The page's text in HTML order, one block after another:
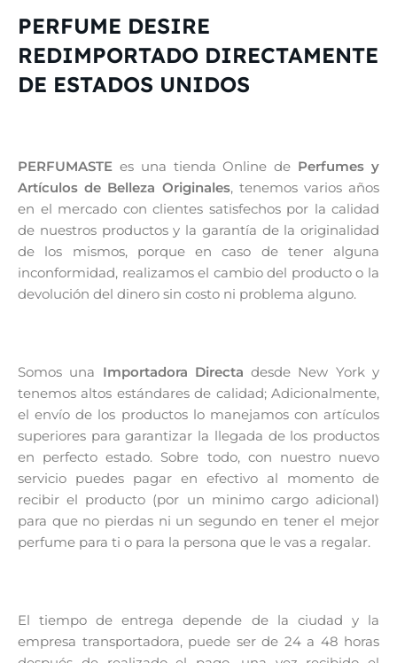
PERFUME DESIRE
REDIMPORTADO DIRECTAMENTE
DE ESTADOS UNIDOS
PERFUMASTE es una tienda Online de Perfumes y
Artículos de Belleza Originales, tenemos varios años
en el mercado con clientes satisfechos por la calidad
de nuestros productos y la garantía de la originalidad
de los mismos, porque en caso de tener alguna
inconformidad, realizamos el cambio del producto o la
devolución del dinero sin costo ni problema alguno.
Somos una Importadora Directa desde New York y
tenemos altos estándares de calidad; Adicionalmente,
el envío de los productos lo manejamos con artículos
superiores para garantizar la llegada de los productos
en perfecto estado. Sobre todo, con nuestro nuevo
servicio puedes pagar en efectivo al momento de
recibir el producto (por un minimo cargo adicional)
para que no pierdas ni un segundo en tener el mejor
perfume para ti o para la persona que le vas a regalar.
El tiempo de entrega depende de la ciudad y la
empresa transportadora, puede ser de 24 a 48 horas